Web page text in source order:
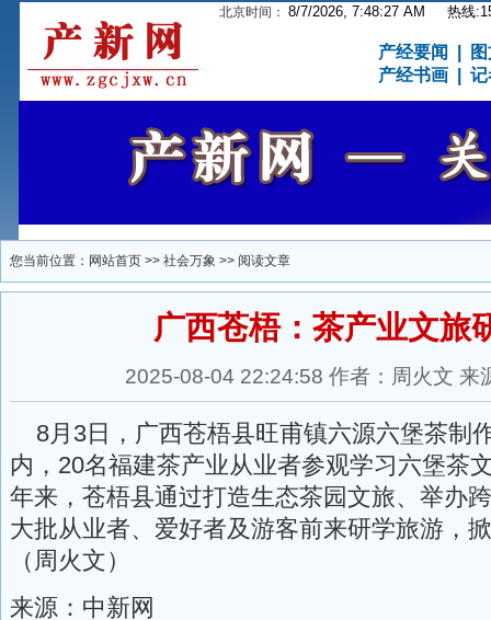
北京时间： 8/7/2026, 7:48:27 AM 热线
产经要闻
产经书画
记
您当前位置： 网站首页 >> 社会万象 >> 阅读文章
广西苍梧：茶产业文旅
2025-08-04 22:24:58 作者：周火文
8月3日，广西苍梧县旺甫镇六源六堡茶制
内，20名福建茶产业从业者参观学习六堡茶
年来，苍梧县通过打造生态茶园文旅、举办
大批从业者、爱好者及游客前来研学旅游，
（周火文）
来源：中新网